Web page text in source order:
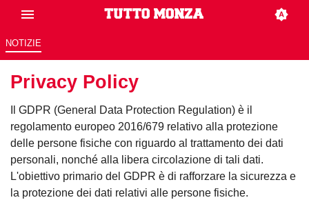
NOTIZIE
Privacy Policy
Il GDPR (General Data Protection Regulation) è il
regolamento europeo 2016/679 relativo alla protezione
delle persone fisiche con riguardo al trattamento dei dati
personali, nonché alla libera circolazione di tali dati.
L'obiettivo primario del GDPR è di rafforzare la sicurezza e
la protezione dei dati relativi alle persone fisiche.